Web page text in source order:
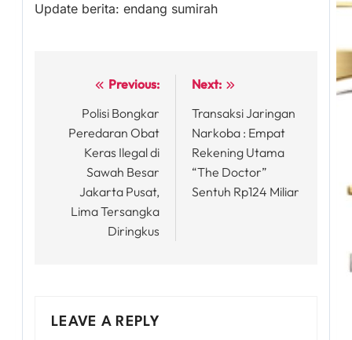
Update berita: endang sumirah
navigation
Previous:
Polisi Bongkar
Peredaran Obat
Keras Ilegal di
Sawah Besar
Jakarta Pusat,
Lima Tersangka
Diringkus
Next:
Transaksi Jaringan
Narkoba : Empat
Rekening Utama
“The Doctor”
Sentuh Rp124 Miliar
LEAVE A REPLY